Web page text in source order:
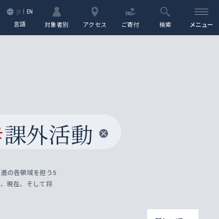
JP EN
言語 対象者別 アクセス ご寄付 検索 メニュー
課外活動
の各領域を担う5
現在、そして将